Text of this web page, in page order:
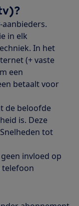
in elk
In het
(+ vaste
een
betaalt voor
de beloofde
is. Deze
tot
invloed op
telefoon